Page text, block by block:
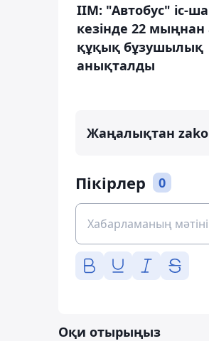
ІІМ: "Автобус" іс-
кезінде 22 мыңнан
құқық бұзушылық
анықталды
Жаңалықтан
Пікірлер 0
Оқи отырыңыз